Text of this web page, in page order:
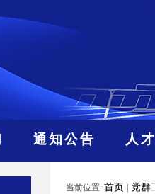
通知公告 人
当前位置: 首页 党群